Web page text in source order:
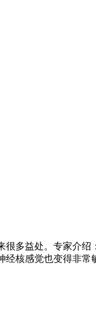
很多益处。专家介绍
核感觉也变得非